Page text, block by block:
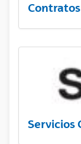
Servicios